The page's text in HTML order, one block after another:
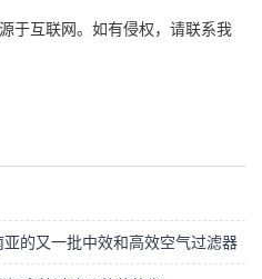
于互联网。如有侵权，请联系我
的又一批中效和高效空气过滤器